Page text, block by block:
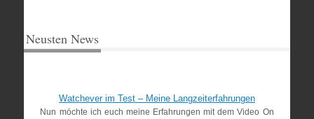
Neusten News
Watchever im Test – Meine Langzeiterfahrungen
Nun möchte ich euch meine Erfahrungen mit dem Video On